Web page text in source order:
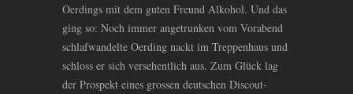
Oerdings mit dem guten Freund Alkohol. Und das
ging so: Noch immer angetrunken vom Vorabend
schlafwandelte Oerding nackt im Treppenhaus und
schloss er sich versehentlich aus. Zum Glück lag
der Prospekt eines grossen deutschen Discout-